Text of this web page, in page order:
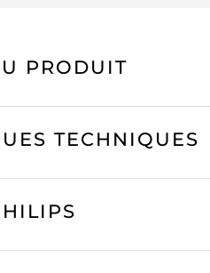
PRODUIT
TECHNIQUES